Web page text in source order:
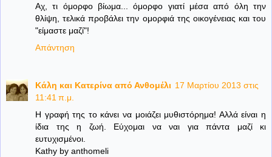
Αχ, τι όμορφο βίωμα... όμορφο γιατί μέσα από όλη την
θλίψη, τελικά προβάλει την ομορφιά της οικογένειας και του
"είμαστε μαζί"!
Απάντηση
Κάλη και Κατερίνα από Ανθομέλι 17 Μαρτίου 2013 στις
11:41 π.μ.
Η γραφή της το κάνει να μοιάζει μυθιστόρημα! Αλλά είναι η
ίδια της η ζωή. Εύχομαι να ναι για πάντα μαζί κι
ευτυχισμένοι.
Kathy by anthomeli